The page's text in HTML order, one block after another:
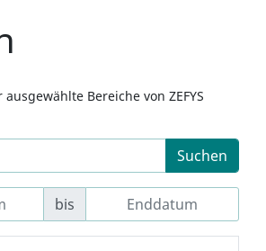
Bereiche von ZEFYS
Suchen
bis